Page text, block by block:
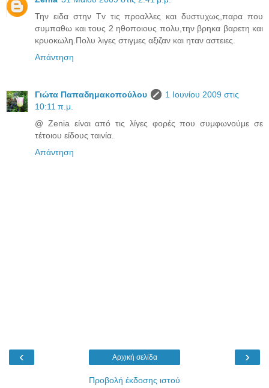
Την ειδα στην Tv τις προαλλες και δυστυχως,παρα που
συμπαθω και τους 2 ηθοποιους πολυ,την βρηκα βαρετη και
κρυοκωλη.Πολυ λιγες στιγμες αξιζαν και ηταν αστειες.
Απάντηση
Γιώτα Παπαδημακοπούλου
1 Ιουνίου 2009 στις
10:11 π.μ.
@ Zenia είναι από τις λίγες φορές που συμφωνούμε σε
τέτοιου είδους ταινία.
Απάντηση
‹ ›
Αρχική σελίδα
Προβολή έκδοσης ιστού